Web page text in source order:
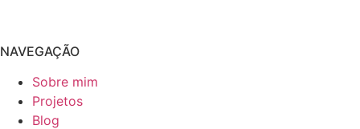
NAVEGAÇÃO
Sobre mim
Projetos
Blog